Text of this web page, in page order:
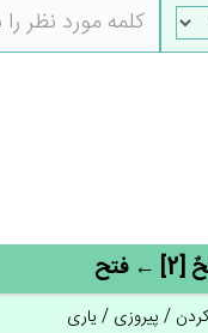
/ پیروزی / یاری